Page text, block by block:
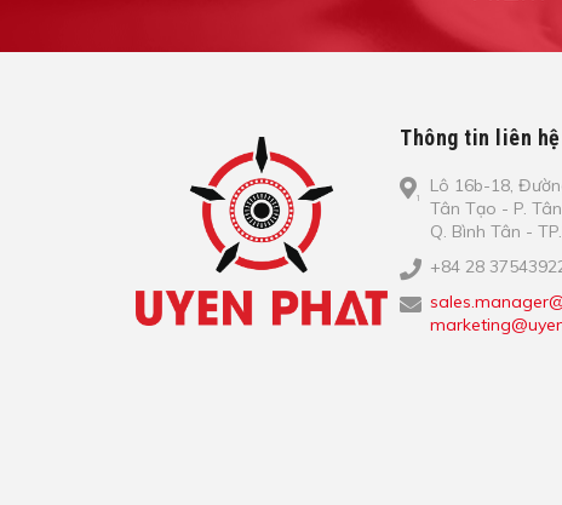
Thông tin liên hệ
Lô​ 16b-18,
Tâ​n Tạo​ - P.
Q. Bình​ Tâ​n -
+84 28